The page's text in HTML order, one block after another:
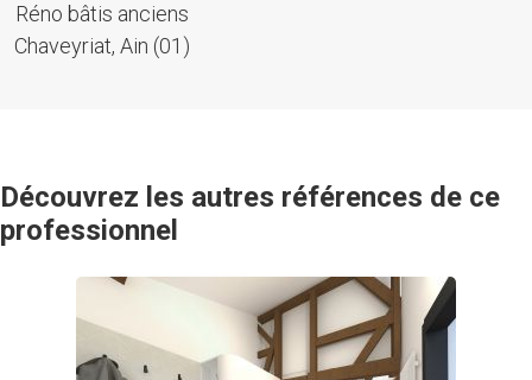
Réno bâtis anciens
Chaveyriat, Ain (01)
Découvrez les autres références de ce
professionnel